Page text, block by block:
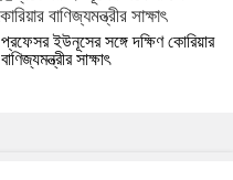
প্রফেসর ইউনূসের সঙ্গে দক্ষিণ কোরিয়ার
বাণিজ্যমন্ত্রীর সাক্ষাৎ